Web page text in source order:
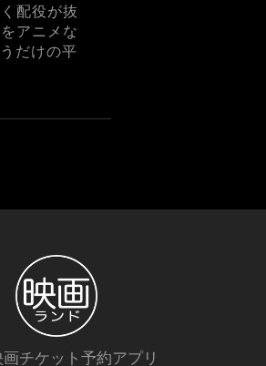
配役が抜
アニメな
だけの平
チケット予約アプリ